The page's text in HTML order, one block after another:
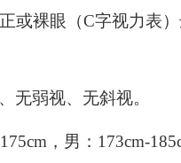
或裸眼（C字视力表
无弱视、无斜视。
，男：173cm-